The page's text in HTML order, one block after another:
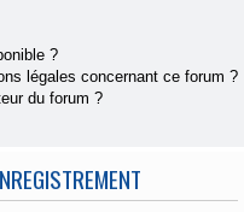
?
légales concernant ce forum ?
du forum ?